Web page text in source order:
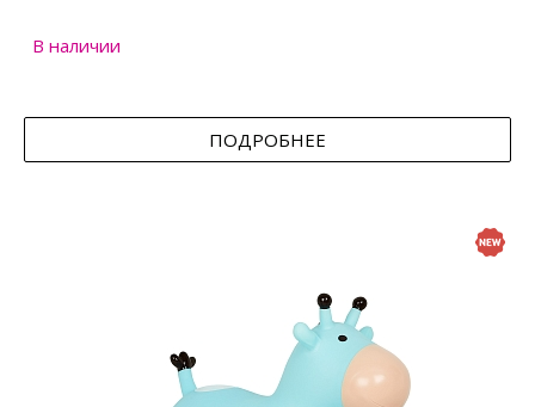
В наличии
ПОДРОБНЕЕ